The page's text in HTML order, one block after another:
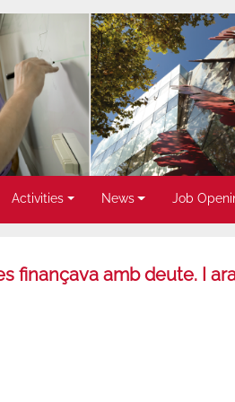
Activities News Job
finançava amb deute. I